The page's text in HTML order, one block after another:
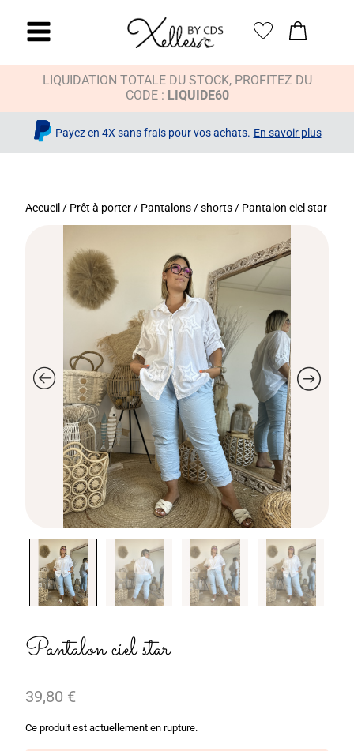
LIQUIDATION TOTALE DU STOCK, PROFITEZ DU
CODE : LIQUIDE60
Payez en 4X sans frais pour vos achats. En savoir plus
Accueil / Prêt à porter / Pantalons / shorts / Pantalon ciel star
Pantalon ciel star
39,80 €
Ce produit est actuellement en rupture.